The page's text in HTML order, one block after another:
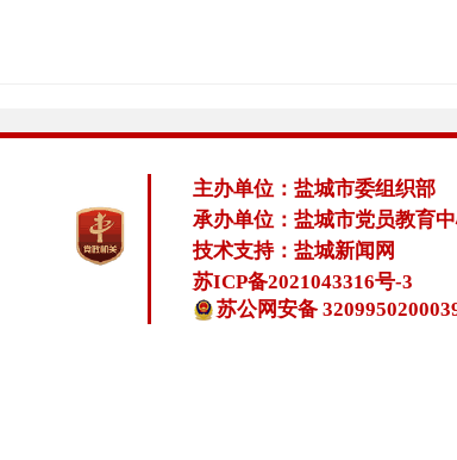
主办单位：盐城市委组织部
承办单位：盐城市党员教育
技术支持：盐城新闻网
苏ICP备2021043316号-3
苏公网安备